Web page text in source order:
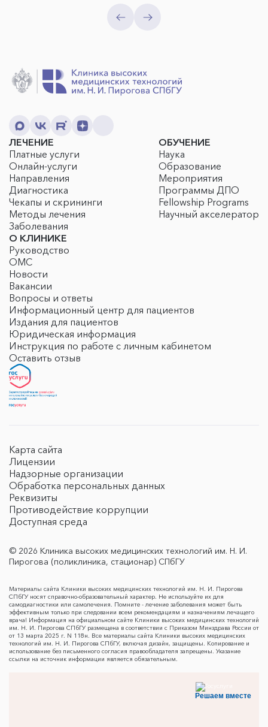
ЛЕЧЕНИЕ
Платные услуги
Онлайн-услуги
Направления
Диагностика
Чекапы и скрининги
Методы лечения
Заболевания
ОБУЧЕНИЕ
Наука
Образование
Мероприятия
Программы ДПО
Fellowship Programs
Научный акселератор
О КЛИНИКЕ
Руководство
ОМС
Новости
Вакансии
Вопросы и ответы
Информационный центр для пациентов
Издания для пациентов
Юридическая информация
Инструкция по работе с личным кабинетом
Оставить отзыв
Карта сайта
Лицензии
Надзорные организации
Обработка персональных данных
Реквизиты
Противодействие коррупции
Доступная среда
© 2026 Клиника высоких медицинских технологий им. Н. И.
Пирогова (поликлиника, стационар) СПбГУ
Материалы сайта Клиники высоких медицинских технологий им. Н. И. Пирогова
СПбГУ носят справочно-образовательный характер. Не используйте их для
самодиагностики или самолечения. Помните - лечение заболевания может быть
эффективным только при следовании всем рекомендациям и назначениям лечащего
врача! Информация на официальном сайте Клиники высоких медицинских технологий
им. Н. И. Пирогова СПбГУ размещена в соответствии с Приказом Минздрава России от
от 13 марта 2025 г. N 118н. Все материалы сайта Клиники высоких медицинских
технологий им. Н. И. Пирогова СПбГУ, включая дизайн, защищены. Копирование и
использование без письменного согласия правообладателя запрещены. Указание
ссылки на источник информации является обязательным.
Решаем вместе